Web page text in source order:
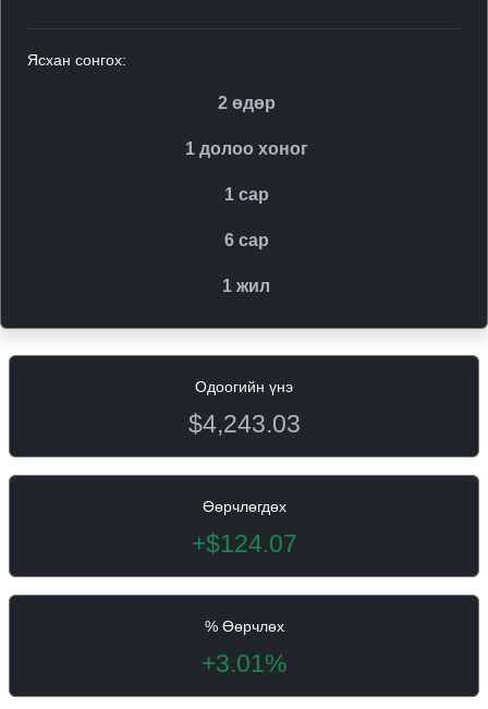
Ясхан сонгох:
2 өдөр
1 долоо хоног
1 сар
6 сар
1 жил
Одоогийн үнэ
$4,243.03
Өөрчлөгдөх
+$124.07
% Өөрчлөх
+3.01%